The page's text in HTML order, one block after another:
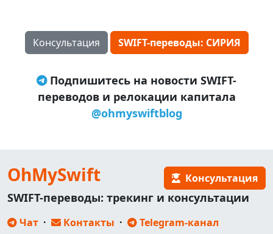
Консультация SWIFT-переводы: СИРИЯ
Подпишитесь на новости SWIFT-
переводов и релокации капитала
@ohmyswiftblog
OhMySwift Консультация
SWIFT-переводы: трекинг и консультации
Чат · Контакты · Telegram-канал